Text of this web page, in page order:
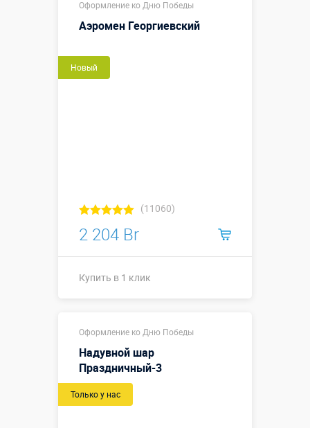
Оформление ко Дню Победы
Аэромен Георгиевский
Новый
(11060)
2 204 Br
Купить в 1 клик
Оформление ко Дню Победы
Надувной шар
Праздничный-3
Только у нас